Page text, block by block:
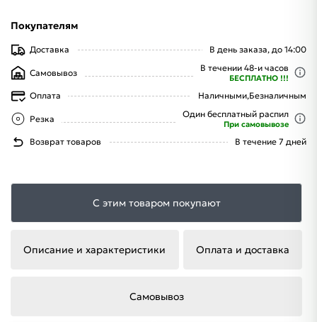
Покупателям
Доставка В день заказа, до 14:00
Самовывоз В течении 48-и часов
БЕСПЛАТНО !!!
Оплата Наличными,Безналичным
Резка Один бесплатный распил
При самовывозе
Возврат товаров В течение 7 дней
С этим товаром покупают
Описание и характеристики Оплата и доставка
Самовывоз